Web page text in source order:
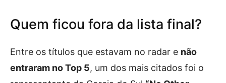
Quem ficou fora da lista final?
Entre os títulos que estavam no radar e não
entraram no Top 5, um dos mais citados foi o